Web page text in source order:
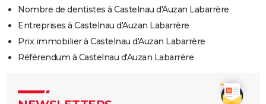
Nombre de dentistes à Castelnau d'Auzan Labarrère
Entreprises à Castelnau d'Auzan Labarrère
Prix immobilier à Castelnau d'Auzan Labarrère
Référendum à Castelnau d'Auzan Labarrère